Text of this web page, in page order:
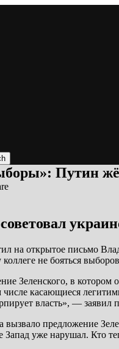
Путин
на открытое письмо
не бояться
Зеленского, в
числе касающиеся
власть», — заявил
вызвало предложение
Запад уже нарушал. Кто